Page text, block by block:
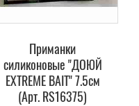
Приманки
силиконовые "ДОЮЙ
EXTREME BAIT" 7.5см
(Арт. RS16375)